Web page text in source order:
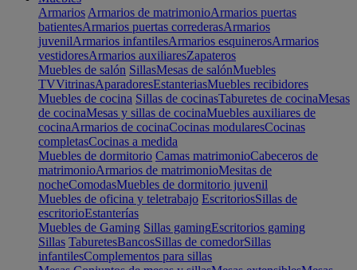
Armarios Armarios de matrimonioArmarios puertas
batientesArmarios puertas correderasArmarios
juvenilArmarios infantilesArmarios esquinerosArmarios
vestidoresArmarios auxiliaresZapateros
Muebles de salón SillasMesas de salónMuebles
TVVitrinasAparadoresEstanteriasMuebles recibidores
Muebles de cocina Sillas de cocinasTaburetes de cocinaMesas
de cocinaMesas y sillas de cocinaMuebles auxiliares de
cocinaArmarios de cocinaCocinas modularesCocinas
completasCocinas a medida
Muebles de dormitorio Camas matrimonioCabeceros de
matrimonioArmarios de matrimonioMesitas de
nocheComodasMuebles de dormitorio juvenil
Muebles de oficina y teletrabajo EscritoriosSillas de
escritorioEstanterías
Muebles de Gaming Sillas gamingEscritorios gaming
Sillas TaburetesBancosSillas de comedorSillas
infantilesComplementos para sillas